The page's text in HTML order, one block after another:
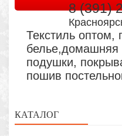
8 (391)
Текстиль оптом,
подушки,
пошив
КАТАЛОГ